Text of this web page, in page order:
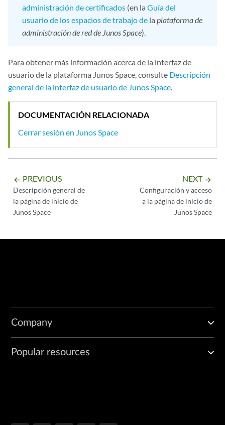
administración de certificados (en la Guía del
usuario de los espacios de trabajo de la plataforma de
administración de red de Junos Space).
Para obtener más información acerca de la interfaz de
usuario de la plataforma Junos Space, consulte Descripción
general de la interfaz de usuario de Junos Space.
DOCUMENTACIÓN RELACIONADA
Cerrar sesión en Junos Space
arrow_backward PREVIOUS
Descripción general de
la página de inicio de
Junos Space
NEXT arrow_forward
Configuración y acceso
a la página de inicio de
Junos Space
Company
Popular resources